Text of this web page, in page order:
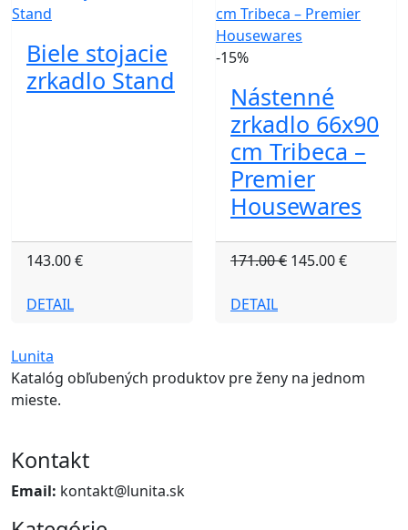
Biele stojacie
zrkadlo Stand
143.00 €
DETAIL
-15%
Nástenné
zrkadlo 66x90
cm Tribeca –
Premier
Housewares
171.00 € 145.00 €
DETAIL
Lunita
Katalóg obľubených produktov pre ženy na jednom
mieste.
Kontakt
Email: kontakt@lunita.sk